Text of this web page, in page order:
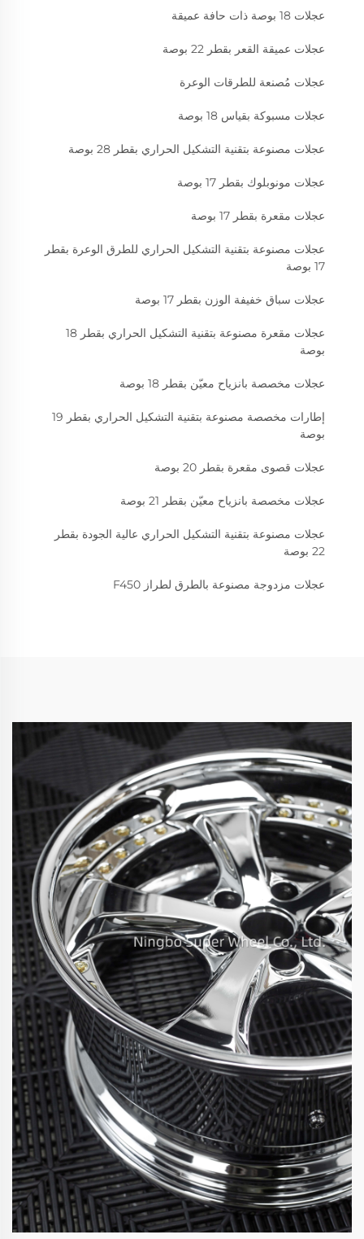
عجلات 18 بوصة ذات حافة عميقة
عجلات عميقة القعر بقطر 22 بوصة
عجلات مُصنعة للطرقات الوعرة
عجلات مسبوكة بقياس 18 بوصة
عجلات مصنوعة بتقنية التشكيل الحراري بقطر 28 بوصة
عجلات مونوبلوك بقطر 17 بوصة
عجلات مقعرة بقطر 17 بوصة
عجلات مصنوعة بتقنية التشكيل الحراري للطرق الوعرة بقطر
17 بوصة
عجلات سباق خفيفة الوزن بقطر 17 بوصة
عجلات مقعرة مصنوعة بتقنية التشكيل الحراري بقطر 18
بوصة
عجلات مخصصة بانزياح معيّن بقطر 18 بوصة
إطارات مخصصة مصنوعة بتقنية التشكيل الحراري بقطر 19
بوصة
عجلات قصوى مقعرة بقطر 20 بوصة
عجلات مخصصة بانزياح معيّن بقطر 21 بوصة
عجلات مصنوعة بتقنية التشكيل الحراري عالية الجودة بقطر
22 بوصة
عجلات مزدوجة مصنوعة بالطرق لطراز F450